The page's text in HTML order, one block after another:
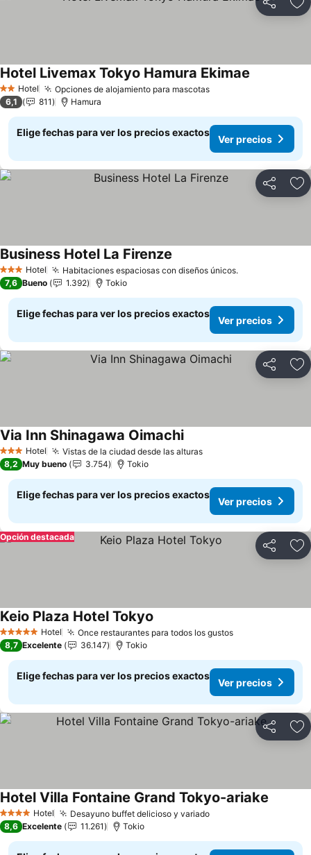
Compartir
2 Estrellas
Hotel Opciones de alojamiento para mascotasVer precios
Hotel Livemax Tokyo Hamura Ekimae
6,1 811 Hamura
Elige fechas para ver los precios exactos
Ver precios
Compartir
3 Estrellas
Hotel Habitaciones espaciosas con diseños únicos.Ver precios
Business Hotel La Firenze
7,6 Bueno 1.392 Tokio
Elige fechas para ver los precios exactos
Ver precios
Compartir
3 Estrellas
Hotel Vistas de la ciudad desde las alturasVer precios
Via Inn Shinagawa OimachiVer precios
8,2 Muy bueno 3.754 Tokio
Elige fechas para ver los precios exactos
Ver precios
Compartir
Opción destacada
5 Estrellas Hotel Once restaurantes para todos los gustosVer precios
Keio Plaza Hotel Tokyo
8,7 Excelente 36.147 Tokio
Elige fechas para ver los precios exactos
Ver precios
Compartir
4 EstrellasHotel Desayuno buffet delicioso y variadoVer precios
Hotel Villa Fontaine Grand Tokyo-ariake
8,6 Excelente 11.261 Tokio